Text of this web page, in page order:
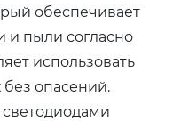
обеспечивает
и пыли согласно
использовать
без опасений.